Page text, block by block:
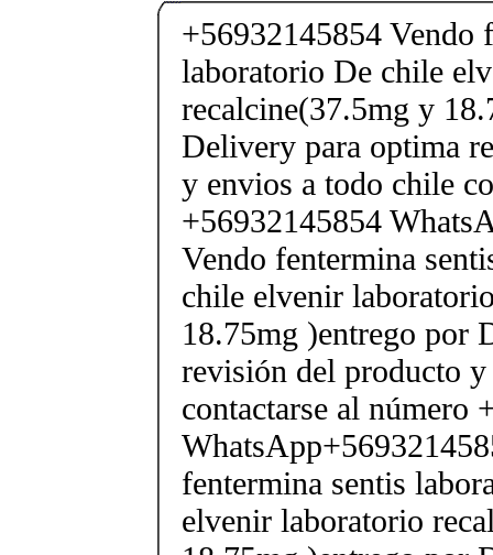
+56932145854 Vendo
laboratorio De chile
recalcine(37.5mg y
Delivery para optima
y envios a todo chile
+56932145854
Vendo fentermina
chile elvenir
18.75mg )entrego por
revisión del producto
contactarse al número
fentermina sentis
elvenir laboratorio